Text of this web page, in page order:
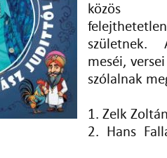
közös
születnek.
meséi,
szólalnak
1. Zelk
2. Hans